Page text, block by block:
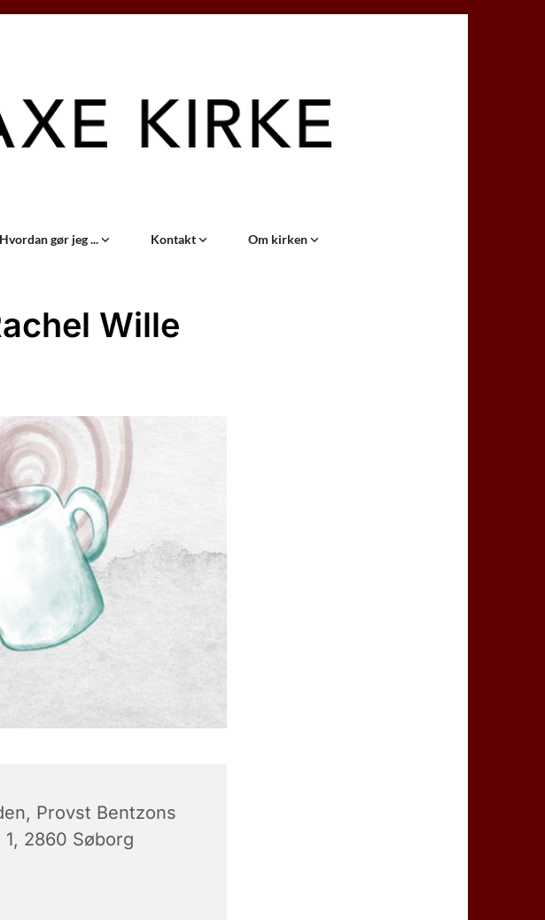
Hvordan gør jeg ... Kontakt Om kirken
Wille
Provst Bentzons
1, 2860 Søborg